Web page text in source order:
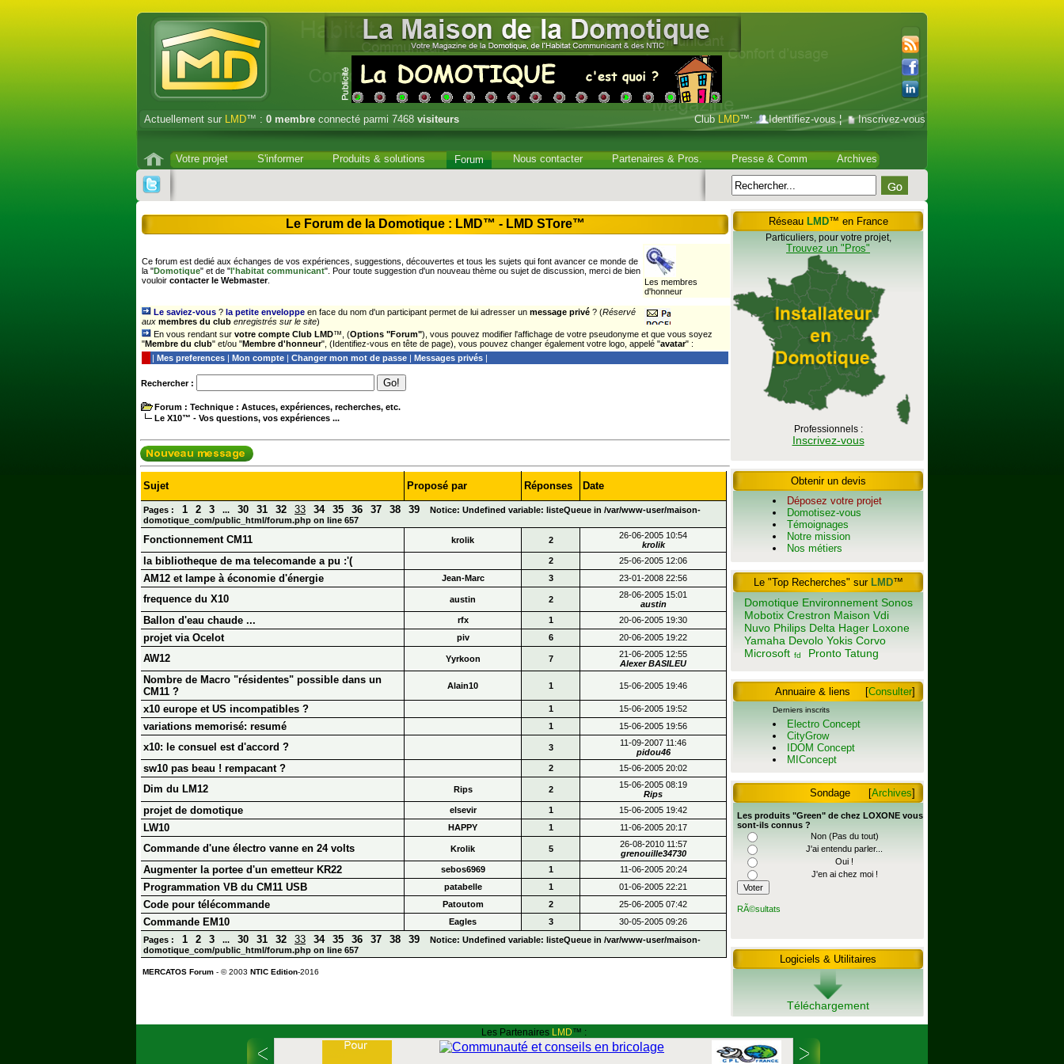
Actuellement sur LMD™ : 0 membre connecté parmi 7468 visiteurs Club LMD™: Identifiez-vous¦ Inscrivez-vous
Votre projet S'informer Produits & solutions Forum Nous contacter Partenaires & Pros. Presse & Comm Archives
Le Forum de la Domotique : LMD™ - LMD STore™
Ce forum est dedié aux échanges de vos expériences, suggestions, découvertes et tous les sujets qui font avancer ce monde de
la "Domotique" et de "l'habitat communicant". Pour toute suggestion d'un nouveau thème ou sujet de discussion, merci de bien
vouloir contacter le Webmaster.
Les membres
d'honneur
Le saviez-vous ? la petite enveloppe en face du nom d'un participant permet de lui adresser un message privé ? (Réservé
aux membres du club enregistrés sur le site)
En vous rendant sur votre compte Club LMD™, (Options "Forum"), vous pouvez modifier l'affichage de votre pseudonyme et que vous soyez
"Membre du club" et/ou "Membre d'honneur", (Identifiez-vous en tête de page), vous pouvez changer également votre logo, appelé "avatar" :
| Mes preferences | Mon compte | Changer mon mot de passe | Messages privés |
Rechercher :
Forum : Technique : Astuces, expériences, recherches, etc.
Le X10™ - Vos questions, vos expériences ...
Sujet Proposé par Réponses Date
Pages : 1 2 3 ... 30 31 32 33 34 35 36 37 38 39
Notice: Undefined variable: listeQueue in /var/www-user/maison-
domotique_com/public_html/forum.php on line 657
Fonctionnement CM11 krolik 2
26-06-2005 10:54
krolik
la bibliotheque de ma telecomande a pu :'( 2 25-06-2005 12:06
AM12 et lampe à économie d'énergie Jean-Marc 3 23-01-2008 22:56
frequence du X10 austin 2
28-06-2005 15:01
austin
Ballon d'eau chaude ... rfx 1 20-06-2005 19:30
projet via Ocelot piv 6 20-06-2005 19:22
AW12 Yyrkoon 7
21-06-2005 12:55
Alexer BASILEU
Nombre de Macro "résidentes" possible dans un
CM11 ?
Alain10 1 15-06-2005 19:46
x10 europe et US incompatibles ? 1 15-06-2005 19:52
variations memorisé: resumé 1 15-06-2005 19:56
x10: le consuel est d'accord ? 3
11-09-2007 11:46
pidou46
sw10 pas beau ! rempacant ? 2 15-06-2005 20:02
Dim du LM12 Rips 2
15-06-2005 08:19
Rips
projet de domotique elsevir 1 15-06-2005 19:42
LW10 HAPPY 1 11-06-2005 20:17
Commande d'une électro vanne en 24 volts Krolik 5
26-08-2010 11:57
grenouille34730
Augmenter la portee d'un emetteur KR22 sebos6969 1 11-06-2005 20:24
Programmation VB du CM11 USB patabelle 1 01-06-2005 22:21
Code pour télécommande Patoutom 2 25-06-2005 07:42
Commande EM10 Eagles 3
30-05-2005 09:26
Pages :
1 2 3 ... 30 31 32 33 34 35 36 37 38 39
Notice: Undefined variable: listeQueue in /var/www-user/maison-
domotique_com/public_html/forum.php on line 657
MERCATOS Forum - © 2003 NTIC Edition-2016
Réseau LMD™ en France
Particuliers, pour votre projet,
Trouvez un "Pros"
Professionnels :
Inscrivez-vous
Obtenir un devis
Déposez votre projet
Domotisez-vous
Témoignages
Notre mission
Nos métiers
Le "Top Recherches" sur LMD™
Domotique Environnement Sonos
Mobotix Crestron Maison Vdi
Nuvo Philips Delta Hager Loxone
Yamaha Devolo Yokis Corvo
Microsoft fd Pronto Tatung
Annuaire & liens [Consulter]
Derniers inscrits
Electro Concept
CityGrow
IDOM Concept
MIConcept
Sondage [Archives]
Les produits "Green" de chez LOXONE vous
sont-ils connus ?
Non (Pas du tout)
J'ai entendu parler...
Oui !
J'en ai chez moi !
RÃ©sultats
Logiciels & Utilitaires
Téléchargement
Les Partenaires LMD™ :